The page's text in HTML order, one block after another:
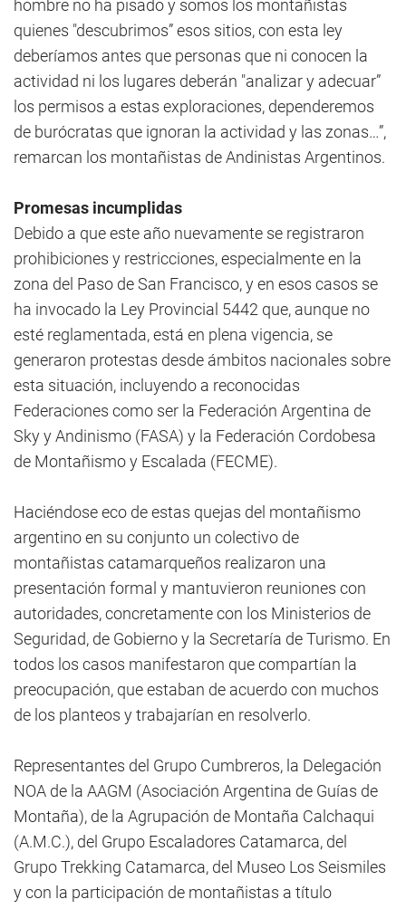
hombre no ha pisado y somos los montañistas
quienes "descubrimos” esos sitios, con esta ley
deberíamos antes que personas que ni conocen la
actividad ni los lugares deberán "analizar y adecuar”
los permisos a estas exploraciones, dependeremos
de burócratas que ignoran la actividad y las zonas…”,
remarcan los montañistas de Andinistas Argentinos.
Promesas incumplidas
Debido a que este año nuevamente se registraron
prohibiciones y restricciones, especialmente en la
zona del Paso de San Francisco, y en esos casos se
ha invocado la Ley Provincial 5442 que, aunque no
esté reglamentada, está en plena vigencia, se
generaron protestas desde ámbitos nacionales sobre
esta situación, incluyendo a reconocidas
Federaciones como ser la Federación Argentina de
Sky y Andinismo (FASA) y la Federación Cordobesa
de Montañismo y Escalada (FECME).
Haciéndose eco de estas quejas del montañismo
argentino en su conjunto un colectivo de
montañistas catamarqueños realizaron una
presentación formal y mantuvieron reuniones con
autoridades, concretamente con los Ministerios de
Seguridad, de Gobierno y la Secretaría de Turismo. En
todos los casos manifestaron que compartían la
preocupación, que estaban de acuerdo con muchos
de los planteos y trabajarían en resolverlo.
Representantes del Grupo Cumbreros, la Delegación
NOA de la AAGM (Asociación Argentina de Guías de
Montaña), de la Agrupación de Montaña Calchaqui
(A.M.C.), del Grupo Escaladores Catamarca, del
Grupo Trekking Catamarca, del Museo Los Seismiles
y con la participación de montañistas a título